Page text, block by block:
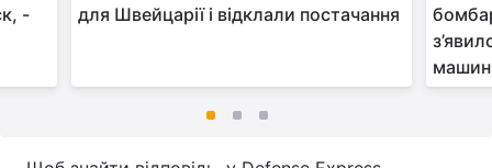
-
для Швейцарії і відклали постачання